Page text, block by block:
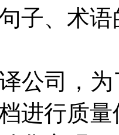
子、术
公司，为
进行质